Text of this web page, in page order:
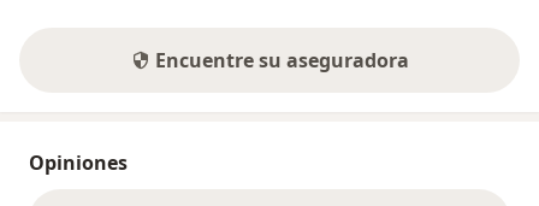
Encuentre su aseguradora
Opiniones